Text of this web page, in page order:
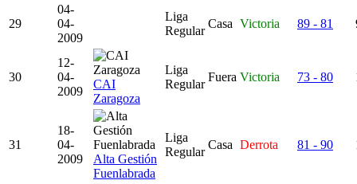
29
04-
04-
2009
Liga
Regular
Casa Victoria 89 - 81
30
12-
04-
2009
CAI
Zaragoza
Liga
Regular
Fuera Victoria 73 - 80
31
18-
04-
2009
Alta Gestión
Fuenlabrada
Liga
Regular
Casa Derrota 81 - 90